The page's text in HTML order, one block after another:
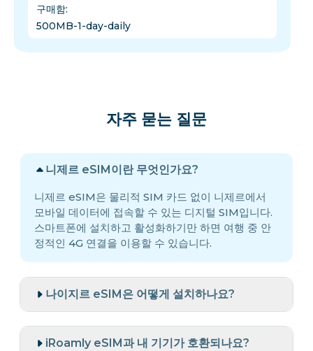
구매함:
500MB-1-day-daily
자주 묻는 질문
니제르 eSIM이란 무엇인가요?
니제르 eSIM은 물리적 SIM 카드 없이 니제르에서
모바일 데이터에 접속할 수 있는 디지털 SIM입니다.
스마트폰에 설치하고 활성화하기만 하면 여행 중 안
정적인 4G 연결을 이용할 수 있습니다.
나이지르 eSIM은 어떻게 설치하나요?
iRoamly eSIM과 내 기기가 호환되나요?